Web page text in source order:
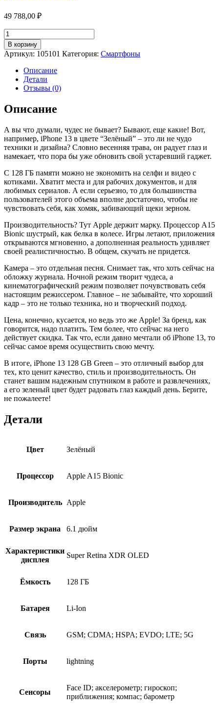
49 788,00 ₽
Количество
товара
Apple
iPhone
(Зелёный)
В корзину
Артикул: 105101 Категория: Смартфоны
Описание
Детали
Отзывы (0)
Описание
А вы что думали, чудес не бывает? Бывают, еще какие! Вот,
например, iPhone 13 в цвете “Зелёный” – это ли не чудо
техники и дизайна? Словно весенняя трава, он радует глаз и
намекает, что пора бы уже обновить свой устаревший гаджет.
С 128 ГБ памяти можно не экономить на селфи и видео с
котиками. Хватит места и для рабочих документов, и для
любимых сериалов. А если серьезно, то для большинства
пользователей этого объема вполне достаточно, чтобы не
чувствовать себя, как хомяк, забивающий щеки зерном.
Производительность? Тут Apple держит марку. Процессор A15
Bionic шустрый, как белка в колесе. Игры летают, приложения
открываются мгновенно, а дополненная реальность удивляет
своей реалистичностью. В общем, скучать не придется.
Камера – это отдельная песня. Снимает так, что хоть сейчас на
обложку журнала. Ночной режим творит чудеса, а
кинематографический режим позволяет почувствовать себя
настоящим режиссером. Главное – не забывайте, что хороший
кадр – это не только техника, но и творческий подход.
Цена, конечно, кусается, но ведь это же Apple! За бренд, как
говорится, надо платить. Тем более, что сейчас на него
действует скидка. Так что, если давно мечтали об iPhone 13, то
сейчас самое время осуществить свою мечту.
В итоге, iPhone 13 128 GB Green – это отличный выбор для
тех, кто ценит качество, стиль и производительность. Он
станет вашим надежным спутником в работе и развлечениях,
а его зеленый цвет будет радовать глаз каждый день. Берите,
не пожалеете!
Детали
Цвет Зелёный
Процессор Apple A15 Bionic
Производитель Apple
Размер экрана 6.1 дюйм
Характеристики
дисплея
Super Retina XDR OLED
Ёмкость 128 ГБ
Батарея Li-Ion
Связь GSM; CDMA; HSPA; EVDO; LTE; 5G
Порты lightning
Сенсоры
Face ID; акселерометр; гироскоп;
приближения; компас; барометр